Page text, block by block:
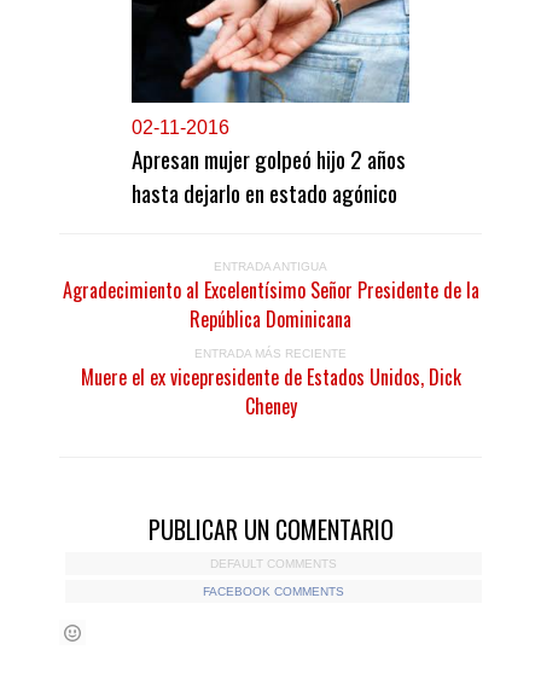
02-11-2016
Apresan mujer golpeó hijo 2 años
hasta dejarlo en estado agónico
ENTRADA ANTIGUA
Agradecimiento al Excelentísimo Señor Presidente de la
República Dominicana
ENTRADA MÁS RECIENTE
Muere el ex vicepresidente de Estados Unidos, Dick
Cheney
PUBLICAR UN COMENTARIO
DEFAULT COMMENTS
FACEBOOK COMMENTS